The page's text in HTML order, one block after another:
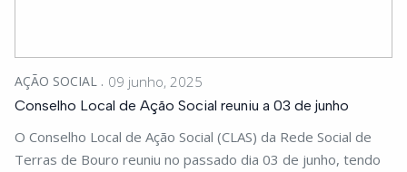
AÇÃO SOCIAL 09 junho, 2025
Conselho Local de Ação Social reuniu a 03 de junho
O Conselho Local de Ação Social (CLAS) da Rede Social de
Terras de Bouro reuniu no passado dia 03 de junho, tendo